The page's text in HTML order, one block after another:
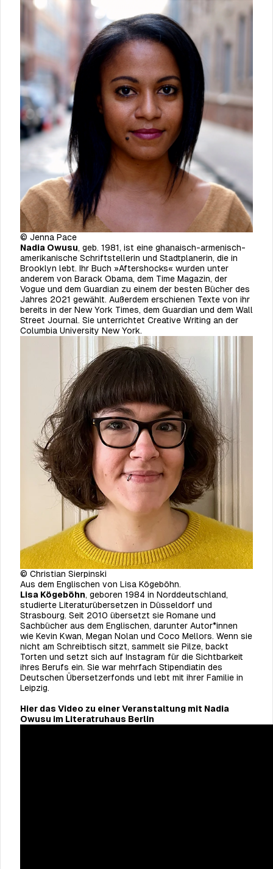
© Jenna Pace
Nadia Owusu, geb. 1981, ist eine ghanaisch-armenisch-
amerikanische Schriftstellerin und Stadtplanerin, die in
Brooklyn lebt. Ihr Buch »Aftershocks« wurden unter
anderem von Barack Obama, dem Time Magazin, der
Vogue und dem Guardian zu einem der besten Bücher des
Jahres 2021 gewählt. Außerdem erschienen Texte von ihr
bereits in der New York Times, dem Guardian und dem Wall
Street Journal. Sie unterrichtet Creative Writing an der
Columbia University New York.
© Christian Sierpinski
Aus dem Englischen von Lisa Kögeböhn.
Lisa Kögeböhn, geboren 1984 in Norddeutschland,
studierte Literaturübersetzen in Düsseldorf und
Strasbourg. Seit 2010 übersetzt sie Romane und
Sachbücher aus dem Englischen, darunter Autor*innen
wie Kevin Kwan, Megan Nolan und Coco Mellors. Wenn sie
nicht am Schreibtisch sitzt, sammelt sie Pilze, backt
Torten und setzt sich auf Instagram für die Sichtbarkeit
ihres Berufs ein. Sie war mehrfach Stipendiatin des
Deutschen Übersetzerfonds und lebt mit ihrer Familie in
Leipzig.
Hier das Video zu einer Veranstaltung mit Nadia
Owusu im Literatruhaus Berlin